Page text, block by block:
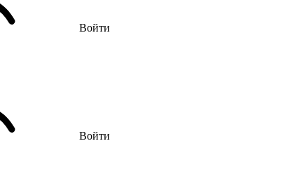
Войти
Войти